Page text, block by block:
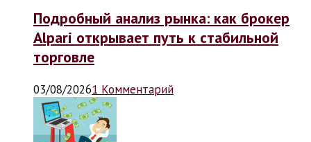
Подробный анализ рынка: как брокер
Alpari открывает путь к стабильной
торговле
03/08/20261 Комментарий